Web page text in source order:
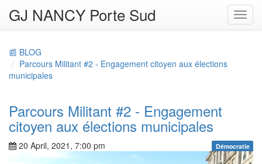
GJ NANCY Porte Sud
📰 BLOG
Parcours Militant #2 - Engagement citoyen aux élections
municipales
Parcours Militant #2 - Engagement
citoyen aux élections municipales
20 April, 2021, 7:00 pm Démocratie